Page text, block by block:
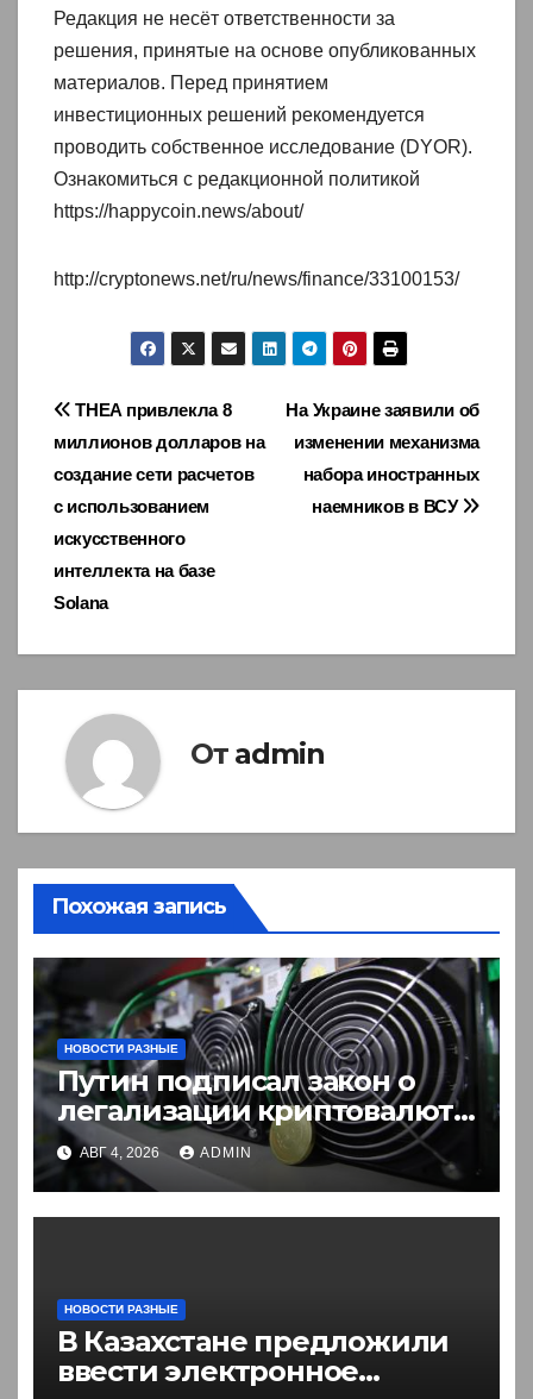
Редакция не несёт ответственности за
решения, принятые на основе опубликованных
материалов. Перед принятием
инвестиционных решений рекомендуется
проводить собственное исследование (DYOR).
Ознакомиться с редакционной политикой
https://happycoin.news/about/
http://cryptonews.net/ru/news/finance/33100153/
Навигация
по
записям
На Украине заявили об
изменении механизма
набора иностранных
наемников в ВСУ
THEA привлекла 8
миллионов долларов на
создание сети расчетов
с использованием
искусственного
интеллекта на базе
Solana
От admin
Похожая запись
НОВОСТИ РАЗНЫЕ
Путин подписал закон о
легализации криптовалют
в России. Что нужно знать
АВГ 4, 2026 ADMIN
НОВОСТИ РАЗНЫЕ
В Казахстане предложили
ввести электронное